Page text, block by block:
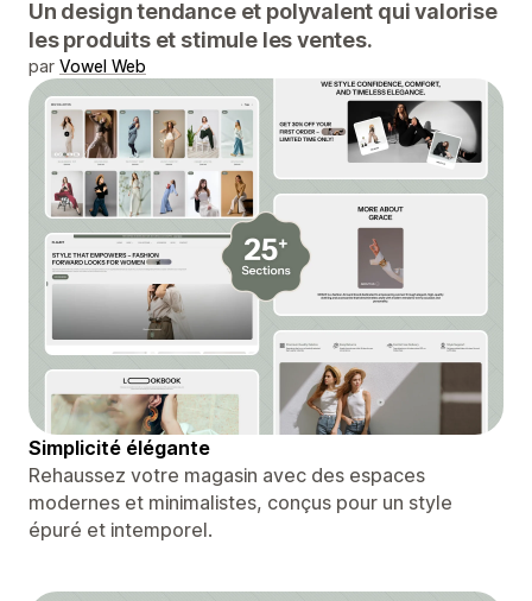
Un design tendance et polyvalent qui valorise
les produits et stimule les ventes.
par Vowel Web
Simplicité élégante
Rehaussez votre magasin avec des espaces
modernes et minimalistes, conçus pour un style
épuré et intemporel.